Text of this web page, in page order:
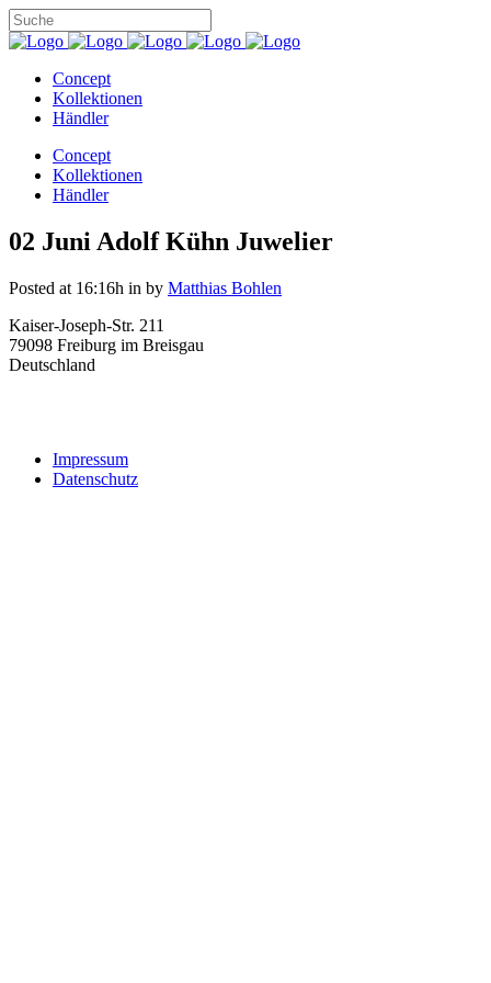
Concept
Kollektionen
Händler
Concept
Kollektionen
Händler
02 Juni Adolf Kühn Juwelier
Posted at 16:16h in by Matthias Bohlen
Kaiser-Joseph-Str. 211
79098 Freiburg im Breisgau
Deutschland
Impressum
Datenschutz